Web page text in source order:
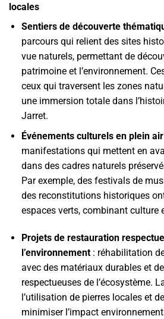
locales
Sentiers de découverte
parcours qui relient des sites
vue naturels, permettant de
patrimoine et l’environnement.
ceux qui traversent les zones
une immersion totale dans
Jarret.
Événements culturels en plein air
manifestations qui mettent en
dans des cadres naturels
Par exemple, des festivals de
des reconstitutions historiques
espaces verts, combinant culture
Projets de restauration
l’environnement: réhabilitation
avec des matériaux durables et
respectueuses de l’écosystème.
l’utilisation de pierres locales et
minimiser l’impact